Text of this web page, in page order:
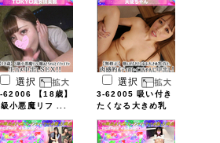
選択
62006 【18歳】
小悪魔リフ ...
選択
3-62005 吸い付き
たくなる大きめ乳